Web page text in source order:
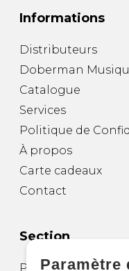
Informations
Distributeurs
Doberman
Catalogue
Services
Politique de
À propos
Carte cadeaux
Contact
Section
Partitions pour
Paramètre